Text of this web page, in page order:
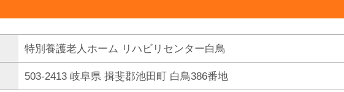
特別養護老人ホーム リハビリセンター白鳥
503-2413 岐阜県 揖斐郡池田町 白鳥386番地